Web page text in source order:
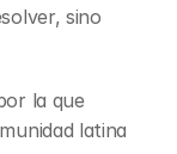
sino
la que
latina